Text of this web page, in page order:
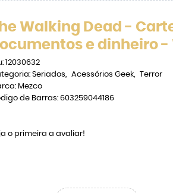
Walking Dead -
e dinheiro -
12030632
Seriados Acessórios Geek
Terror
Mezco
de Barras: 603259044186
o primeira a avaliar!